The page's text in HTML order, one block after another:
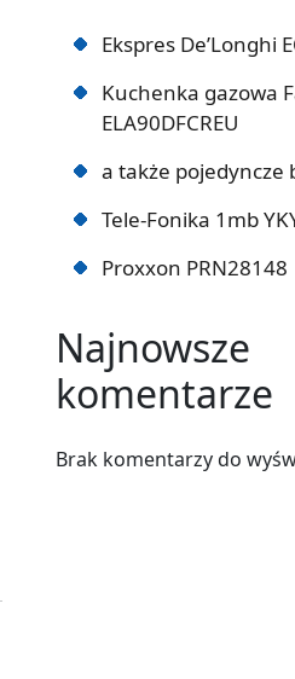
Ekspres De’Longhi
Kuchenka gazowa
ELA90DFCREU
a także pojedyncze
Tele-Fonika 1mb
Proxxon PRN28148
Najnowsze
komentarze
Brak komentarzy do